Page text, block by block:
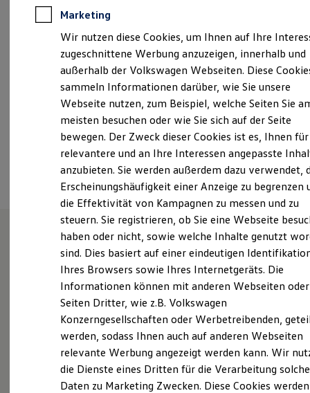
Elektroautos
ID. Tutorials
Elektrofahrzeugkonzepte
Reichweite
Reichweite der ID. Modelle
Reichweite im Winter
Laden
Laden unterwegs
Laden Zuhause
Ladestationen finden
Ladezeitensimulator
Batterie
Sicherheit
Garantie und Lebensdauer
Nachhaltigkeit
Technologie
Kosten und Kauf
Verbrauchskosten
Kaufoptionen
E-Auto-Förderung
Software und Konnektivität
ID. Software Versionen und Updates
Digitale Extras
Schnittstellen zu Ihrem ID.
Hybridautos
Marke und Erlebnis
Volkswagen R und R Experience
R-Modelle
info@zotz.de
Montag
Sonntag
Geschlossen
Ansprechpartner
Wie können wir
Ihnen weiterhelfen?
Probefahrt vereinbaren
Marketing
Wir nutzen diese Cookies, um Ihnen auf Ihre
zugeschnittene Werbung anzuzeigen, innerhalb und
außerhalb der Volkswagen Webseiten. Diese
sammeln Informationen darüber, wie Sie unsere
Webseite nutzen, zum Beispiel, welche Seiten Sie
meisten besuchen oder wie Sie sich auf der Seite
bewegen. Der Zweck dieser Cookies ist es, Ihnen für
relevantere und an Ihre Interessen angepasste
anzubieten. Sie werden außerdem dazu verwendet,
Erscheinungshäufigkeit einer Anzeige zu begrenzen
die Effektivität von Kampagnen zu messen und zu
steuern. Sie registrieren, ob Sie eine Webseite
haben oder nicht, sowie welche Inhalte genutzt
sind. Dies basiert auf einer eindeutigen
Ihres Browsers sowie Ihres Internetgeräts. Die
Informationen können mit anderen Webseiten oder
Seiten Dritter, wie z.B. Volkswagen
Konzerngesellschaften oder Werbetreibenden,
werden, sodass Ihnen auch auf anderen Webseiten
relevante Werbung angezeigt werden kann. Wir
die Dienste eines Dritten für die Verarbeitung
Daten zu Marketing Zwecken. Diese Cookies